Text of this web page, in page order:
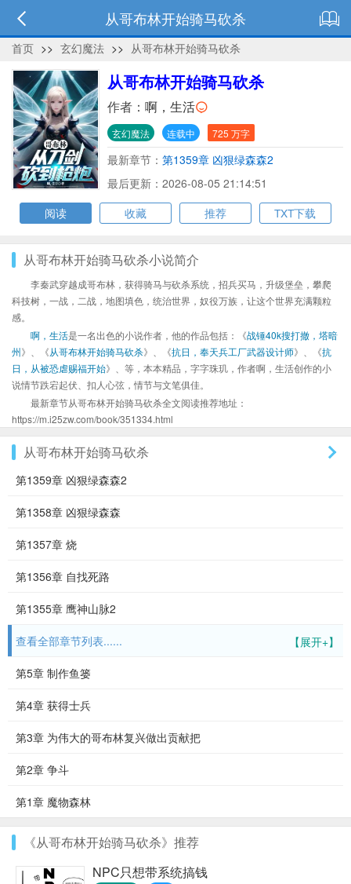
从哥布林开始骑马砍杀
首页 >> 玄幻魔法 >> 从哥布林开始骑马砍杀
从哥布林开始骑马砍杀
作者： 啊，生活
玄幻魔法 连载中 725 万字
最新章节： 第1359章 凶狠绿森森2
最后更新：2026-08-05 21:14:51
阅读
收藏 推荐 TXT下载
从哥布林开始骑马砍杀小说简介
李秦武穿越成哥布林，获得骑马与砍杀系统，招兵买马，升级堡垒，攀爬
科技树，一战，二战，地图填色，统治世界，奴役万族，让这个世界充满颗粒
感。
啊，生活是一名出色的小说作者，他的作品包括：《战锤40k搜打撤，塔暗
州》、《从哥布林开始骑马砍杀》、《抗日，奉天兵工厂武器设计师》、《抗
日，从被恐虐赐福开始》、等，本本精品，字字珠玑，作者啊，生活创作的小
说情节跌宕起伏、扣人心弦，情节与文笔俱佳。
最新章节从哥布林开始骑马砍杀全文阅读推荐地址：
https://m.i25zw.com/book/351334.html
从哥布林开始骑马砍杀
第1359章 凶狠绿森森2
第1358章 凶狠绿森森
第1357章 烧
第1356章 自找死路
第1355章 鹰神山脉2
【展开+】
查看全部章节列表......
第5章 制作鱼篓
第4章 获得士兵
第3章 为伟大的哥布林复兴做出贡献把
第2章 争斗
第1章 魔物森林
《从哥布林开始骑马砍杀》推荐
NPC只想带系统搞钱